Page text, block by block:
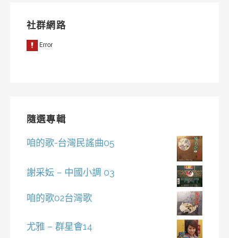
社群網路
隨選專輯
咱的歌-台灣民謠曲05
謝采妘 – 中國小調 03
咱的歌02台灣歌
尤雅 – 群星會14